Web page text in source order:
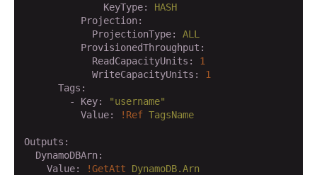
              KeyType:
HASH
          Projection:
            ProjectionType:
ALL
          ProvisionedThroughput:
            ReadCapacityUnits:
1
            WriteCapacityUnits:
1
      Tags:
        - Key:
"username"
          Value:
!Ref TagsName
Outputs:
  DynamoDBArn:
    Value:
!GetAtt
DynamoDB.Arn